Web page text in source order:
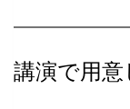
講演で用